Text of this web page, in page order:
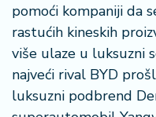
pomoći kompaniji da
rastućih kineskih
više ulaze u luksuzni
najveći rival BYD
luksuzni podbrend